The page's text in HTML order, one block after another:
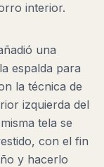
interior.
una
espalda para
la técnica de
izquierda del
tela se
con el fin
y hacerlo